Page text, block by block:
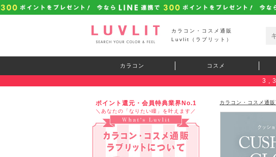
カラコン・コスメ通販
Luvlit（ラブリット）
カラコン コスメ
ポイント還元・会員特典業界No.1
＼あなたの「なりたい瞳」を叶えます／
カラコン・コスメ通